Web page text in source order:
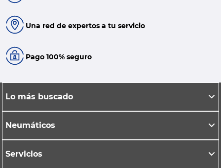
Una red de expertos a tu servicio
Pago 100% seguro
Lo más buscado
Neumáticos
Servicios